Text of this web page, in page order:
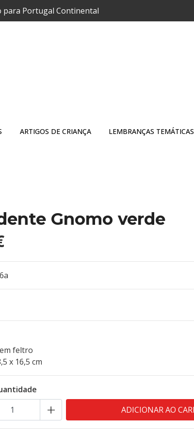
para Portugal Continental
ARTIGOS DE CRIANÇA LEMBRANÇAS TEMÁTICAS
Gnomo verde
feltro
x 16,5 cm
+